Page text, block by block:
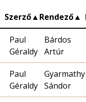
Szerző▲Rendező▲
Paul
Géraldy
Bárdos
Artúr
Paul
Géraldy
Gyarmathy
Sándor